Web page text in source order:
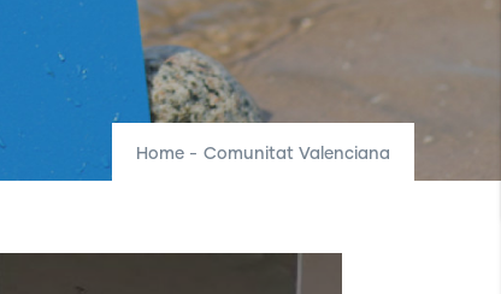
Home - Comunitat Valenciana